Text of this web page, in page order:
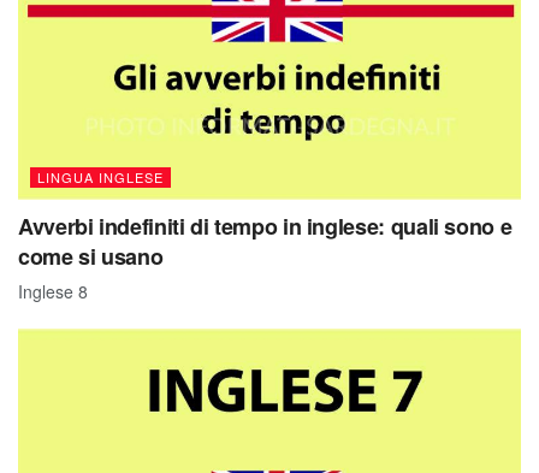
LINGUA INGLESE
Avverbi indefiniti di tempo in inglese: quali sono e
come si usano
Inglese 8